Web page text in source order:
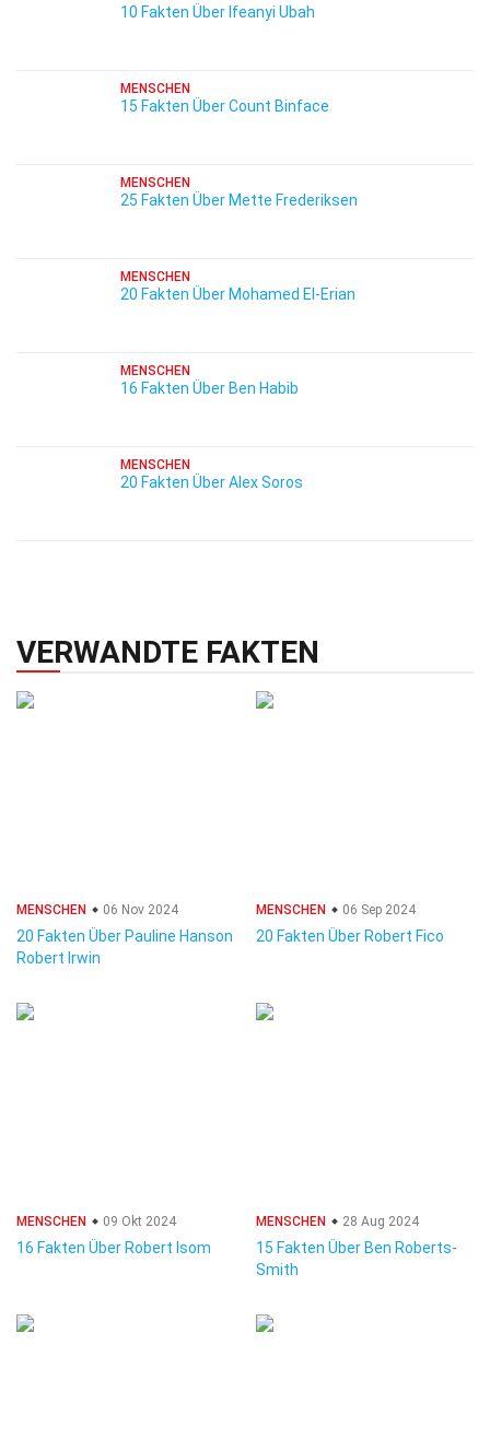
10 Fakten Über Ifeanyi Ubah
MENSCHEN
15 Fakten Über Count Binface
MENSCHEN
25 Fakten Über Mette Frederiksen
MENSCHEN
20 Fakten Über Mohamed El-Erian
MENSCHEN
16 Fakten Über Ben Habib
MENSCHEN
20 Fakten Über Alex Soros
VERWANDTE FAKTEN
MENSCHEN 06 Nov 2024
20 Fakten Über Pauline Hanson
Robert Irwin
MENSCHEN 06 Sep 2024
20 Fakten Über Robert Fico
MENSCHEN 09 Okt 2024
16 Fakten Über Robert Isom
MENSCHEN 28 Aug 2024
15 Fakten Über Ben Roberts-
Smith